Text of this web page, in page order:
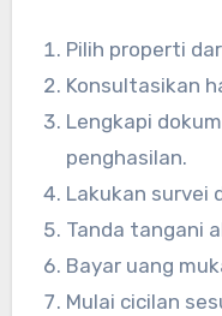
Pilih properti
Konsultasikan
Lengkapi
penghasilan.
Lakukan survei
Tanda tangani
Bayar uang
Mulai cicilan